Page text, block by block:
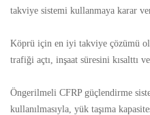
takviye sistemi kullanmaya karar
Köprü için en iyi takviye çözümü
trafiği açtı, inşaat süresini kısalttı
Öngerilmeli CFRP güçlendirme
kullanılmasıyla, yük taşıma